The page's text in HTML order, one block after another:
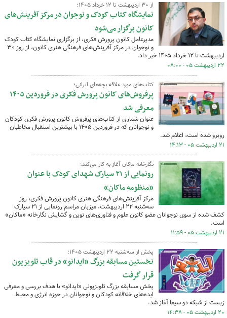
از ۳۰ اردیبهشت تا ۱۲ خرداد ۱۴۰۵؛
نمایشگاه کتاب کودک و نوجوان در مرکز آفرینش‌های
کانون برگزار می‌شود
مدیرعامل کانون پرورش فکری، از برگزاری نمایشگاه کتاب کودک
و نوجوان در مرکز آفرینش‌های فرهنگی هنری کانون، از روز ۳۰
اردیبهشت تا ۱۲ خرداد ۱۴۰۵ خبر داد.
۲۲ اردیبهشت ۰۵ - ۰۸:۰۰
کتاب‌های مورد علاقه بچه‌های ایرانی؛
پرفروش‌های کانون پرورش فکری در فروردین ۱۴۰۵
معرفی شد
عنوان شماری از کتاب‌های پرفروش کانون پرورش فکری کودکان
و نوجوانان که در فروردین ۱۴۰۵ با بیشترین استقبال مخاطبان
روبرو شده است، اعلام شد.
۲۱ اردیبهشت ۰۵ - ۱۴:۱۳
نگارخانه ماکان آغاز به کار می‌کند؛
رونمایی از ۲۱ سیارک شهدای کودک با عنوان
«منظومه ماکان»
مرکز آفرینش‌های فرهنگی هنری کانون پرورش فکری، روز
سه‌شنبه ۲۲ اردیبهشت، میزبان مراسم رونمایی از ۲۱ سیارک
کشف شده از سوی نوجوانان عضو کانون علوم و فناوری‌های نوین و گشایش نگارخانه «ماکان»
است.
۲۱ اردیبهشت ۰۵ - ۱۱:۵۹
پخش از سه‌شنبه ۲۲ اردیبهشت‌ ۱۴۰۵؛
نخستین مسابقه بزرگ «ایدانو» در قاب تلویزیون
قرار گرفت
پخش مسابقه بزرگ تلویزیونی «ایدانو» با هدف بررسی و معرفی
ایده‌های خلاقانه کودکان و نوجوانان در حوزه انرژی و محیط
زیست از شبکه دو سیما آغاز شد.
۲۰ اردیبهشت ۰۵ - ۱۴:۳۸